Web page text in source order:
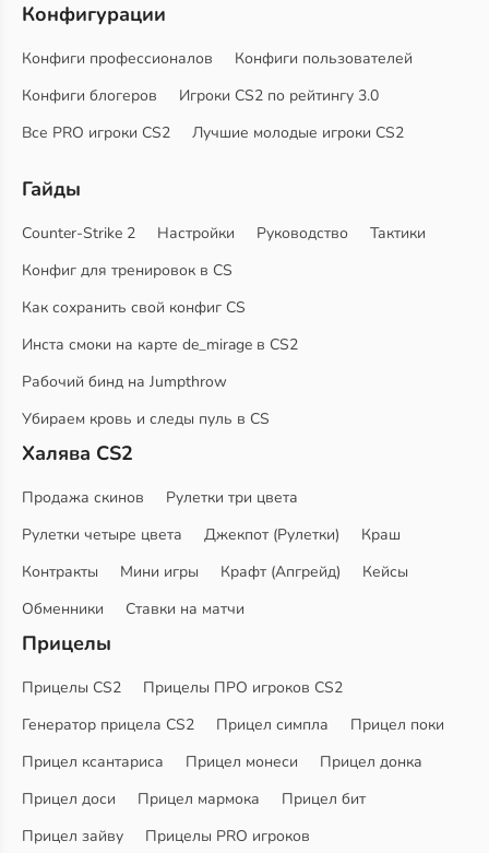
Конфигурации
Конфиги профессионалов
Конфиги пользователей
Конфиги блогеров
Игроки CS2 по рейтингу 3.0
Все PRO игроки CS2
Лучшие молодые игроки CS2
Гайды
Counter-Strike 2 Настройки Руководство
Тактики
Конфиг для тренировок в CS
Как сохранить свой конфиг CS
Инста смоки на карте de_mirage в CS2
Рабочий бинд на Jumpthrow
Убираем кровь и следы пуль в CS
Халява CS2
Продажа скинов
Рулетки три цвета
Рулетки четыре цвета
Джекпот (Рулетки)
Краш
Контракты
Мини игры Крафт (Апгрейд)
Кейсы
Обменники
Ставки на матчи
Прицелы
Прицелы CS2
Прицелы ПРО игроков CS2
Генератор прицела CS2
Прицел симпла
Прицел поки
Прицел ксантариса
Прицел монеси
Прицел донка
Прицел доси
Прицел мармока
Прицел бит
Прицел зайву
Прицелы PRO игроков